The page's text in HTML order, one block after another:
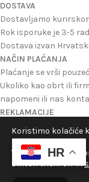
DOSTAVA
Dostavljamo
Rok isporuke je 3-5
Dostava izvan
NAČIN PLAĆANJA
Plaćanje se vrši
Ukoliko kao obrt ili
napomeni ili nas
REKLAMACIJE
Reklamacije se mogu
ukoliko nije onakav
Možete zatražiti
©2024
HR
Koristimo kolačiće
našoj web stranici.
You can find out
switch them off in